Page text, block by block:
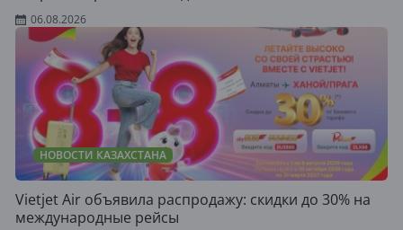
06.08.2026
НОВОСТИ КАЗАХСТАНА
Vietjet Air объявила распродажу: скидки до 30% на
международные рейсы